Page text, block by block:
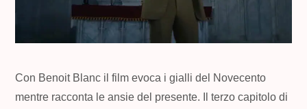
Con Benoit Blanc il film evoca i gialli del Novecento
mentre racconta le ansie del presente. Il terzo capitolo di